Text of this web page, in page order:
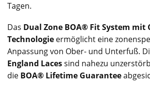
Tagen.
Das Dual Zone BOA® Fit System mit
Technologie ermöglicht eine
Anpassung von Ober- und Unterfuß.
England Lacessind nahezu
die BOA® Lifetime Guarantee